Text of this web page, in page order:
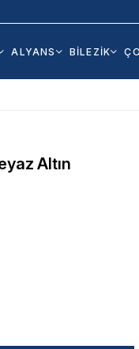
ALYANS BİLEZİK
Altın